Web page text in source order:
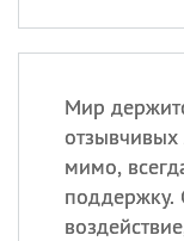
Мир
мимо,
поддержку.